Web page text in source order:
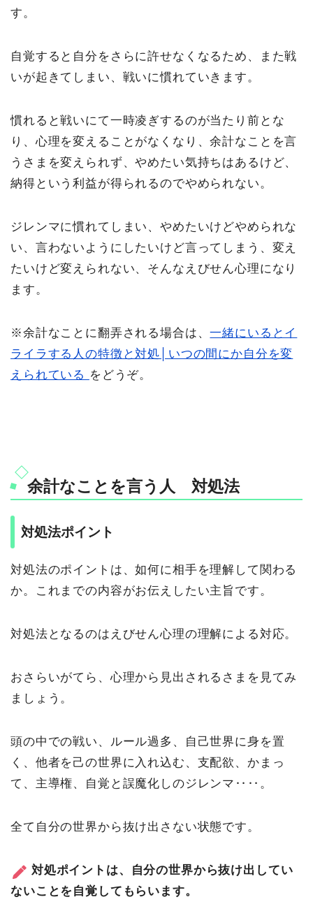
す。
自覚すると自分をさらに許せなくなるため、また戦
いが起きてしまい、戦いに慣れていきます。
慣れると戦いにて一時凌ぎするのが当たり前とな
り、心理を変えることがなくなり、余計なことを言
うさまを変えられず、やめたい気持ちはあるけど、
納得という利益が得られるのでやめられない。
ジレンマに慣れてしまい、やめたいけどやめられな
い、言わないようにしたいけど言ってしまう、変え
たいけど変えられない、そんなえびせん心理になり
ます。
※余計なことに翻弄される場合は、一緒にいるとイ
ライラする人の特徴と対処│いつの間にか自分を変
えられている をどうぞ。
余計なことを言う人 対処法
対処法ポイント
対処法のポイントは、如何に相手を理解して関わる
か。これまでの内容がお伝えしたい主旨です。
対処法となるのはえびせん心理の理解による対応。
おさらいがてら、心理から見出されるさまを見てみ
ましょう。
頭の中での戦い、ルール過多、自己世界に身を置
く、他者を己の世界に入れ込む、支配欲、かまっ
て、主導権、自覚と誤魔化しのジレンマ‥‥。
全て自分の世界から抜け出さない状態です。
対処ポイントは、自分の世界から抜け出してい
ないことを自覚してもらいます。